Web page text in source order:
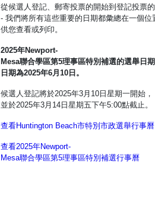
從候選人登記、郵寄投票的開始到登記投票
- 我們將所有這些重要的日期都彙總在一個位
供您查看或列印。
2025年Newport-
Mesa聯合學區第5理事區特別補選的選舉日
日期為2025年6月10日。
候選人登記將於2025年3月10日星期一開始，
並於2025年3月14日星期五下午5:00點截止。
查看Huntington Beach市特別市政選舉行事曆
查看2025年Newport-
Mesa聯合學區第5理事區特別補選行事曆